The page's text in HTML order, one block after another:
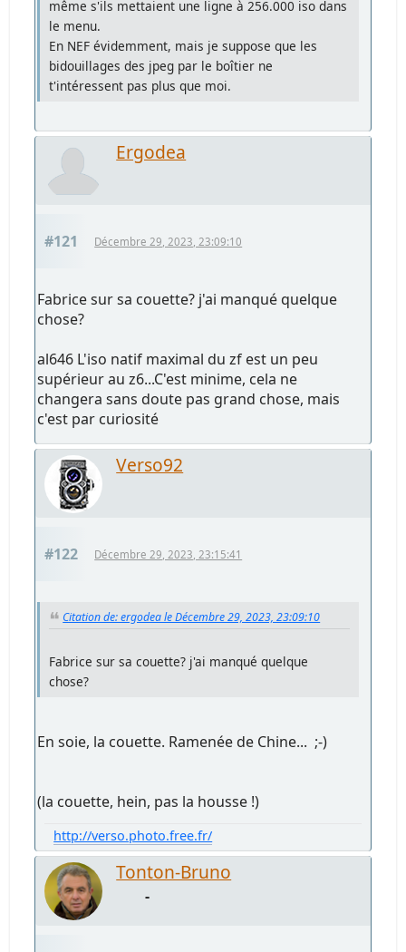
même s'ils mettaient une ligne à 256.000 iso dans
le menu.
En NEF évidemment, mais je suppose que les
bidouillages des jpeg par le boîtier ne
t'intéressent pas plus que moi.
Ergodea
#121 Décembre 29, 2023, 23:09:10
Fabrice sur sa couette? j'ai manqué quelque
chose?
al646 L'iso natif maximal du zf est un peu
supérieur au z6...C'est minime, cela ne
changera sans doute pas grand chose, mais
c'est par curiosité
Verso92
#122 Décembre 29, 2023, 23:15:41
Citation de: ergodea le Décembre 29, 2023, 23:09:10
Fabrice sur sa couette? j'ai manqué quelque
chose?
En soie, la couette. Ramenée de Chine... ;-)
(la couette, hein, pas la housse !)
http://verso.photo.free.fr/
Tonton-Bruno
-